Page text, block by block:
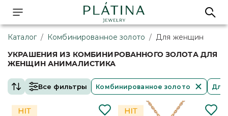
Каталог / Комбинированное золото / Для женщин
УКРАШЕНИЯ ИЗ КОМБИНИРОВАННОГО ЗОЛОТА ДЛЯ
ЖЕНЩИН АНИМАЛИСТИКА
Все фильтры Комбинированное золото Для